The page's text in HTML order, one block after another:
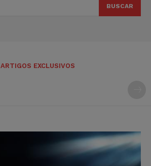
BUSCAR
ARTIGOS EXCLUSIVOS